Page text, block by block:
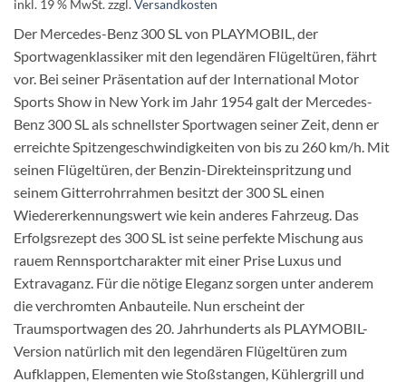
inkl. 19 % MwSt.zzgl.Versandkosten
Der Mercedes-Benz 300 SL von PLAYMOBIL, der
Sportwagenklassiker mit den legendären Flügeltüren, fährt
vor. Bei seiner Präsentation auf der International Motor
Sports Show in New York im Jahr 1954 galt der Mercedes-
Benz 300 SL als schnellster Sportwagen seiner Zeit, denn er
erreichte Spitzengeschwindigkeiten von bis zu 260 km/h. Mit
seinen Flügeltüren, der Benzin-Direkteinspritzung und
seinem Gitterrohrrahmen besitzt der 300 SL einen
Wiedererkennungswert wie kein anderes Fahrzeug. Das
Erfolgsrezept des 300 SL ist seine perfekte Mischung aus
rauem Rennsportcharakter mit einer Prise Luxus und
Extravaganz. Für die nötige Eleganz sorgen unter anderem
die verchromten Anbauteile. Nun erscheint der
Traumsportwagen des 20. Jahrhunderts als PLAYMOBIL-
Version natürlich mit den legendären Flügeltüren zum
Aufklappen, Elementen wie Stoßstangen, Kühlergrill und